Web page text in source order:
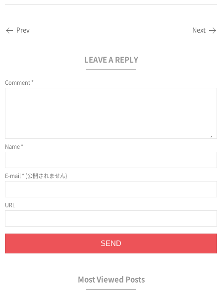
Prev Next
LEAVE A REPLY
Comment*
Name*
E-mail* (公開されません)
URL
Most Viewed Posts